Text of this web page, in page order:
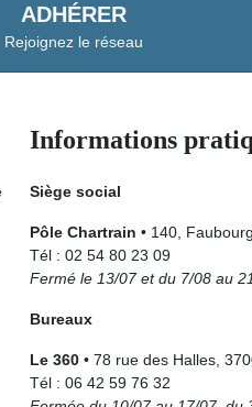
ADHÉRER
Rejoignez le réseau
Informations
Siège social
Pôle Chartrain • 140,
Tél : 02 54 80 23 09
Fermé le 13/07 et du 7/08 au
Bureaux
Le 360 • 78 rue des Halles,
Tél : 06 42 59 76 32